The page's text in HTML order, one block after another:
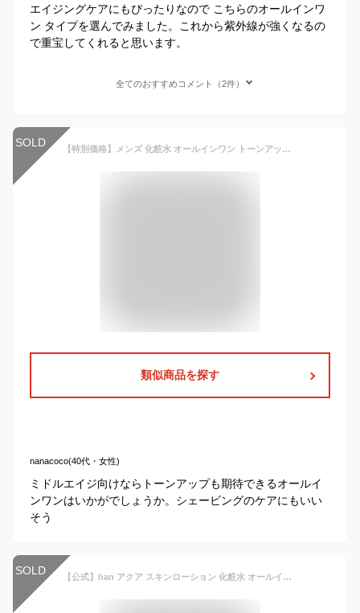
エイジングケアにもぴったりなので こちらのオールインワ
ン タイプを選んでみました。これから紫外線が強くなるの
で重宝してくれると思います。
全てのおすすめコメント（2件）
SOLD 【特別価格】メンズ 化粧水 オールインワン トーンアップ オールインワン スキンケア アフターシェーブローション 【BEATTRACT ビートラクト】 ブライトニングウォーター 150ml 約1ヶ月分 メンズ化粧水 乳液 ローション 肌荒れに 髭剃り後の保湿
類似商品を探す
nanacoco(40代・女性)
ミドルエイジ向けならトーンアップも期待できるオールイ
ンワンはいかがでしょうか。シェービングのケアにもいい
そう
SOLD 【公式】han アクア スキンローション 化粧水 オールインワン さっぱり 無添加 オーガニック 天然由来 保湿 シェアコスメ メンズコスメ ユニセックス ハン